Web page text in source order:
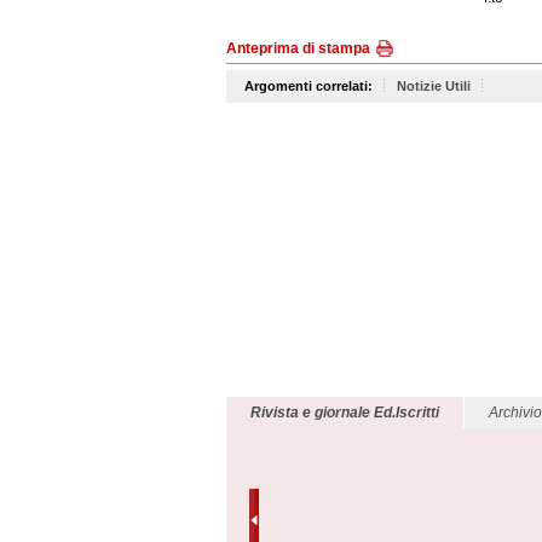
Anteprima di stampa
Argomenti correlati: Notizie Utili
Rivista e giornale Ed.Iscritti